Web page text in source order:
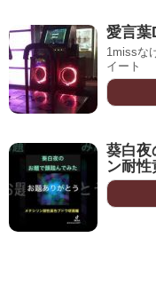
愛言葉
1missな
イート
葵白
ン耐